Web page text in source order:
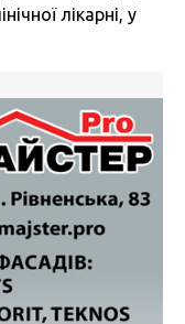
лікарні, у